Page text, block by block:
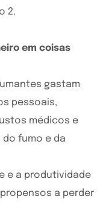
2.
em coisas
gastam
pessoais,
médicos e
fumo e da
e a produtividade
a perder